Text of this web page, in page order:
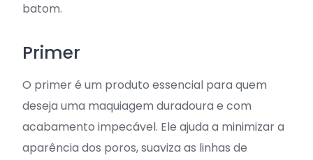
batom.
Primer
O primer é um produto essencial para quem
deseja uma maquiagem duradoura e com
acabamento impecável. Ele ajuda a minimizar a
aparência dos poros, suaviza as linhas de